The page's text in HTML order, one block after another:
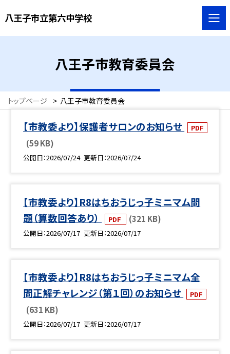
八王子市立第六中学校
八王子市教育委員会
トップページ > 八王子市教育委員会
【市教委より】保護者サロンのお知らせ PDF
(59 KB)
公開日 2026/07/24 更新日 2026/07/24
【市教委より】R8はちおうじっ子ミニマム問
題（算数回答あり）
PDF (321 KB)
公開日 2026/07/17 更新日 2026/07/17
【市教委より】R8はちおうじっ子ミニマム全
問正解チャレンジ（第１回）のお知らせ
PDF
(631 KB)
公開日 2026/07/17 更新日 2026/07/17